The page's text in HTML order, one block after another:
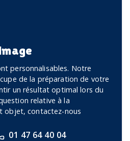
personnalisables. Notre
de la préparation de votre
un résultat optimal lors du
relative à la
objet, contactez-nous
01 47 64 40 04